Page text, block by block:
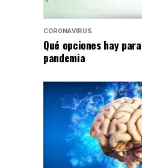
CORONAVIRUS
Qué opciones hay
pandemia